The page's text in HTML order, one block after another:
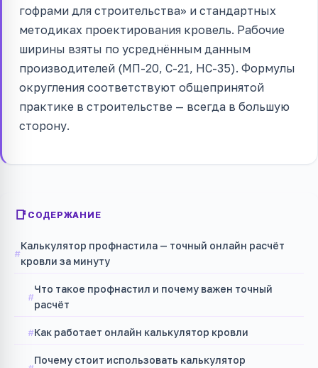
гофрами для строительства» и стандартных
методиках проектирования кровель. Рабочие
ширины взяты по усреднённым данным
производителей (МП-20, С-21, НС-35). Формулы
округления соответствуют общепринятой
практике в строительстве — всегда в большую
сторону.
СОДЕРЖАНИЕ
Калькулятор профнастила — точный онлайн расчёт
кровли за минуту
Что такое профнастил и почему важен точный
расчёт
Как работает онлайн калькулятор кровли
Почему стоит использовать калькулятор